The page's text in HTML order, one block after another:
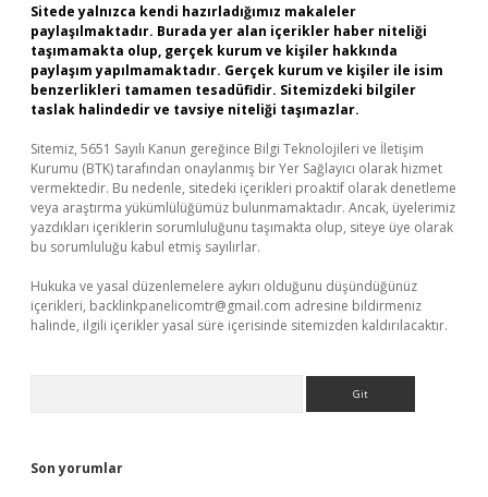
Sitede yalnızca kendi hazırladığımız makaleler
paylaşılmaktadır. Burada yer alan içerikler haber niteliği
taşımamakta olup, gerçek kurum ve kişiler hakkında
paylaşım yapılmamaktadır. Gerçek kurum ve kişiler ile isim
benzerlikleri tamamen tesadüfidir. Sitemizdeki bilgiler
taslak halindedir ve tavsiye niteliği taşımazlar.
Sitemiz, 5651 Sayılı Kanun gereğince Bilgi Teknolojileri ve İletişim
Kurumu (BTK) tarafından onaylanmış bir Yer Sağlayıcı olarak hizmet
vermektedir. Bu nedenle, sitedeki içerikleri proaktif olarak denetleme
veya araştırma yükümlülüğümüz bulunmamaktadır. Ancak, üyelerimiz
yazdıkları içeriklerin sorumluluğunu taşımakta olup, siteye üye olarak
bu sorumluluğu kabul etmiş sayılırlar.
Hukuka ve yasal düzenlemelere aykırı olduğunu düşündüğünüz
içerikleri, backlinkpanelicomtr@gmail.com adresine bildirmeniz
halinde, ilgili içerikler yasal süre içerisinde sitemizden kaldırılacaktır.
Son yorumlar